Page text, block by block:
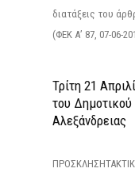
διατάξεις του
(ΦΕΚ Α’ 87, 07-06-
Τρίτη 21
του
Αλεξάνδρειας